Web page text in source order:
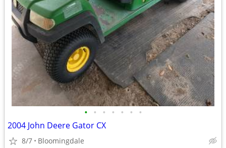
• • • • • • •
2004 John Deere Gator CX
8/7 Bloomingdale